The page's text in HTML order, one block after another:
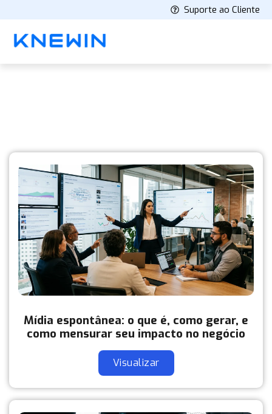
Suporte ao Cliente
Mídia espontânea: o que é, como gerar, e
como mensurar seu impacto no negócio
Visualizar